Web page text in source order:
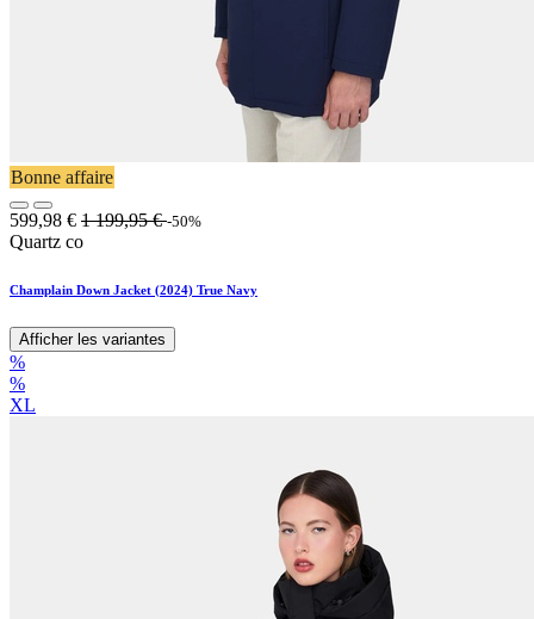
Bonne affaire
599,98 € 1 199,95€ -50%
Quartz co
Champlain Down Jacket (2024) True Navy
Afficher les variantes
%
%
XL